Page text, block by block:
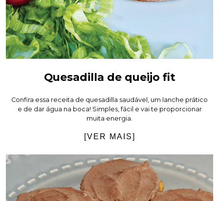
Quesadilla de queijo fit
Confira essa receita de quesadilla saudável, um lanche prático
e de dar água na boca! Simples, fácil e vai te proporcionar
muita energia.
[VER MAIS]